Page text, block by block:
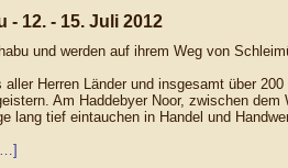
12. - 15. Juli 2012
und werden auf ihrem Weg von
Herren Länder und insgesamt über
Am Haddebyer Noor, zwischen
lang tief eintauchen in Handel und